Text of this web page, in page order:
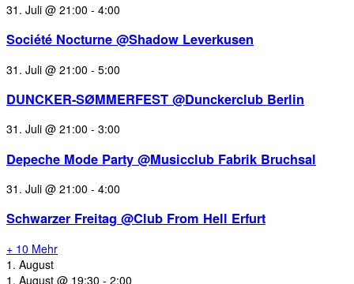
31. Juli @ 21:00 - 4:00
Société Nocturne @Shadow Leverkusen
31. Juli @ 21:00 - 5:00
DUNCKER-SØMMERFEST @Dunckerclub Berlin
31. Juli @ 21:00 - 3:00
Depeche Mode Party @Musicclub Fabrik Bruchsal
31. Juli @ 21:00 - 4:00
Schwarzer Freitag @Club From Hell Erfurt
+ 10 Mehr
1. August
1. August @ 19:30 - 2:00